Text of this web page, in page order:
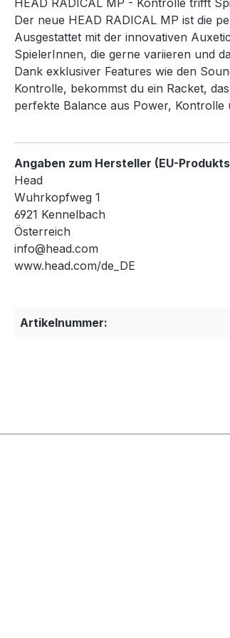
HEAD RADICAL MP - Kontrolle trifft
Der neue HEAD RADICAL MP ist die
Ausgestattet mit der innovativen
SpielerInnen, die gerne variieren und
Dank exklusiver Features wie den
Kontrolle, bekommst du ein Racket,
perfekte Balance aus Power, Kontrolle
Angaben zum Hersteller (EU-
Head
Wuhrkopfweg 1
6921 Kennelbach
Österreich
info@head.com
www.head.com/de_DE
Artikelnummer: